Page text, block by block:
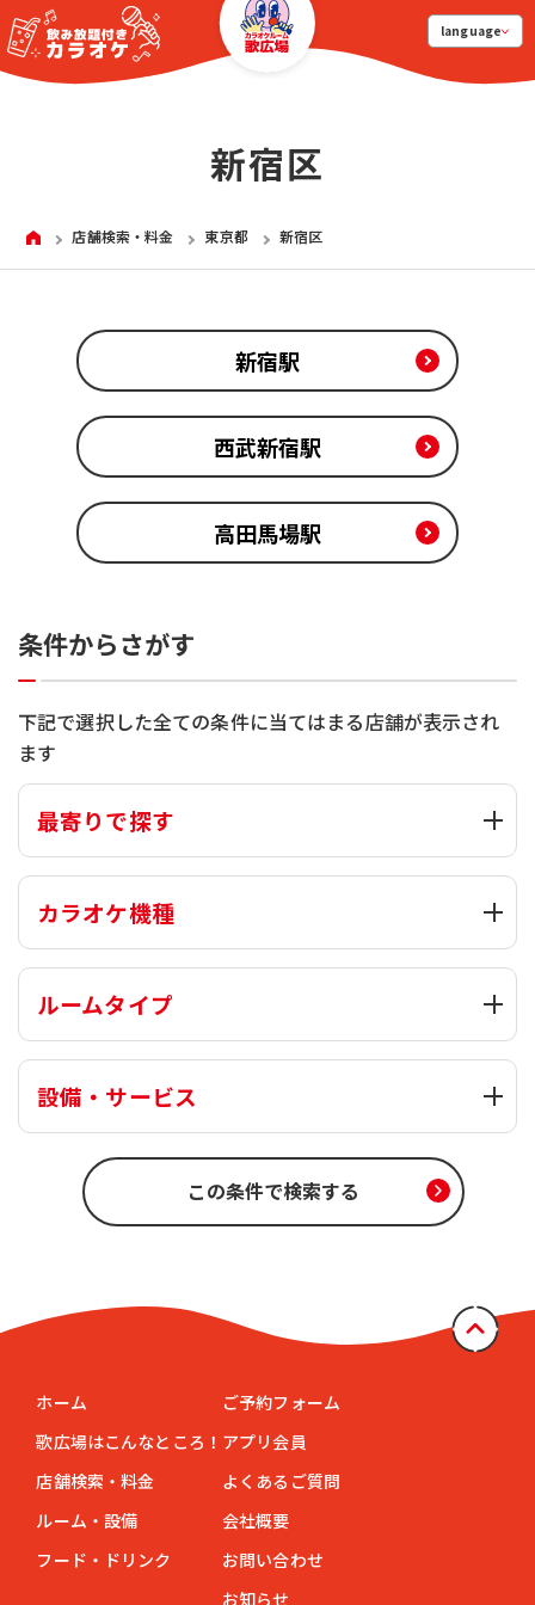
language
新宿区
HOME店舗検索・料金 東京都 新宿区
新宿駅
西武新宿駅
高田馬場駅
条件からさがす
下記で選択した全ての条件に当てはまる店舗が表示され
ます
最寄りで探す
カラオケ機種
ルームタイプ
設備・サービス
ホーム
歌広場はこんなところ！
店舗検索・料金
ルーム・設備
フード・ドリンク
ご予約フォーム
アプリ会員
よくあるご質問
会社概要
お問い合わせ
お知らせ